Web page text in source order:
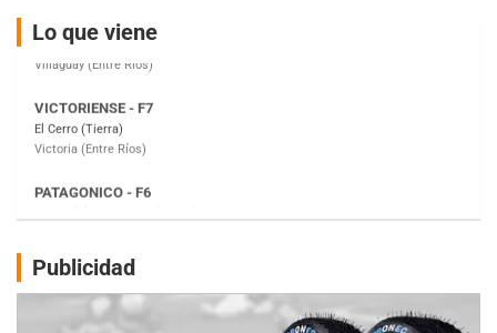
entradas
Lo que viene
El Cerro (Tierra)
Victoria (Entre Ríos)
Moto Club Reginense (Tierra)
Gral. E. Godoy (Río Negro)
Juventud Unida (Tierra)
Humboldt (Santa Fe)
NORESTE SANTAFESINO - F6
Ciudad de Avellaneda (Asfalto)
Avellaneda (Santa Fe)
Publicidad